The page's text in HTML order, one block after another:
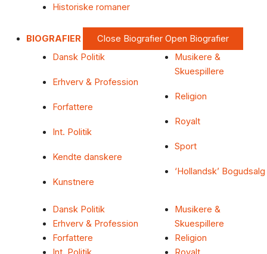
Historiske romaner
BIOGRAFIER Close Biografier Open Biografier
Dansk Politik
Erhverv & Profession
Forfattere
Int. Politik
Kendte danskere
Kunstnere
Musikere &
Skuespillere
Religion
Royalt
Sport
‘Hollandsk’ Bogudsalg
Dansk Politik
Erhverv & Profession
Forfattere
Musikere &
Skuespillere
Religion